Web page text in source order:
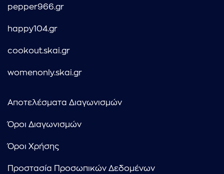
pepper966.gr
happy104.gr
cookout.skai.gr
womenonly.skai.gr
Αποτελέσματα Διαγωνισμών
Όροι Διαγωνισμών
Όροι Χρήσης
Προστασία Προσωπικών Δεδομένων